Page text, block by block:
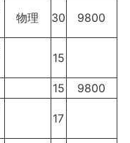
物理 30 9800
15
15 9800
17